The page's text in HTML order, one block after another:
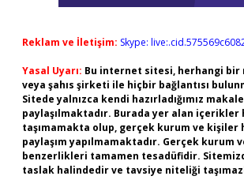
Reklam ve İletişim: Skype:
Yasal Uyarı: Bu internet sitesi, herhangi bir
veya şahıs şirketi ile hiçbir bağlantısı
Sitede yalnızca kendi hazırladığımız
paylaşılmaktadır. Burada yer alan
taşımamakta olup, gerçek kurum ve kişiler
paylaşım yapılmamaktadır. Gerçek kurum
benzerlikleri tamamen tesadüfidir.
taslak halindedir ve tavsiye niteliği